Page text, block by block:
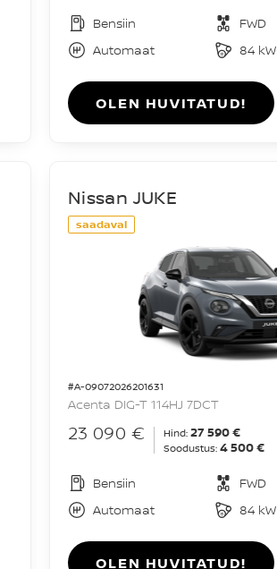
Bensiin
FWD
Automaat
84 kW
OLEN HUVITATUD!
saadaval
#A-09072026201631
Nissan JUKE
Acenta DIG-T 114HJ 7DCT
23 090 € Hind: 27 590 €
Soodustus: 4 500 €
Bensiin
FWD
Automaat
84 kW
OLEN HUVITATUD!